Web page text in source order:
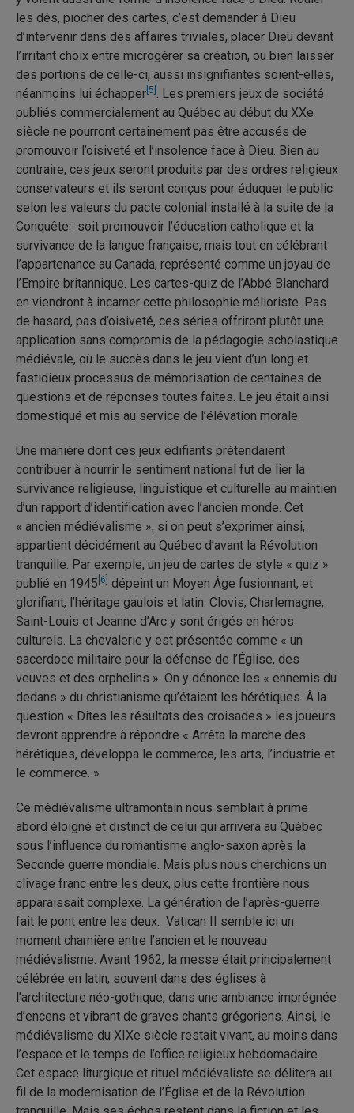
les dés, piocher des cartes, c’est demander à Dieu
d’intervenir dans des affaires triviales, placer Dieu devant
l’irritant choix entre microgérer sa création, ou bien laisser
des portions de celle-ci, aussi insignifiantes soient-elles,
néanmoins lui échapper [5] . Les premiers jeux de société
publiés commercialement au Québec au début du XXe
siècle ne pourront certainement pas être accusés de
promouvoir l’oisiveté et l’insolence face à Dieu. Bien au
contraire, ces jeux seront produits par des ordres religieux
conservateurs et ils seront conçus pour éduquer le public
selon les valeurs du pacte colonial installé à la suite de la
Conquête : soit promouvoir l’éducation catholique et la
survivance de la langue française, mais tout en célébrant
l’appartenance au Canada, représenté comme un joyau de
l’Empire britannique. Les cartes-quiz de l’Abbé Blanchard
en viendront à incarner cette philosophie mélioriste. Pas
de hasard, pas d’oisiveté, ces séries offriront plutôt une
application sans compromis de la pédagogie scholastique
médiévale, où le succès dans le jeu vient d’un long et
fastidieux processus de mémorisation de centaines de
questions et de réponses toutes faites. Le jeu était ainsi
domestiqué et mis au service de l’élévation morale.
Une manière dont ces jeux édifiants prétendaient
contribuer à nourrir le sentiment national fut de lier la
survivance religieuse, linguistique et culturelle au maintien
d’un rapport d’identification avec l’ancien monde. Cet
« ancien médiévalisme », si on peut s’exprimer ainsi,
appartient décidément au Québec d’avant la Révolution
tranquille. Par exemple, un jeu de cartes de style « quiz »
publié en 1945 [6] dépeint un Moyen Âge fusionnant, et
glorifiant, l’héritage gaulois et latin. Clovis, Charlemagne,
Saint-Louis et Jeanne d’Arc y sont érigés en héros
culturels. La chevalerie y est présentée comme « un
sacerdoce militaire pour la défense de l’Église, des
veuves et des orphelins ». On y dénonce les « ennemis du
dedans » du christianisme qu’étaient les hérétiques. À la
question « Dites les résultats des croisades » les joueurs
devront apprendre à répondre « Arrêta la marche des
hérétiques, développa le commerce, les arts, l’industrie et
le commerce. »
Ce médiévalisme ultramontain nous semblait à prime
abord éloigné et distinct de celui qui arrivera au Québec
sous l’influence du romantisme anglo-saxon après la
Seconde guerre mondiale. Mais plus nous cherchions un
clivage franc entre les deux, plus cette frontière nous
apparaissait complexe. La génération de l’après-guerre
fait le pont entre les deux. Vatican II semble ici un
moment charnière entre l’ancien et le nouveau
médiévalisme. Avant 1962, la messe était principalement
célébrée en latin, souvent dans des églises à
l’architecture néo-gothique, dans une ambiance imprégnée
d’encens et vibrant de graves chants grégoriens. Ainsi, le
médiévalisme du XIXe siècle restait vivant, au moins dans
l’espace et le temps de l’office religieux hebdomadaire.
Cet espace liturgique et rituel médiévaliste se délitera au
fil de la modernisation de l’Église et de la Révolution